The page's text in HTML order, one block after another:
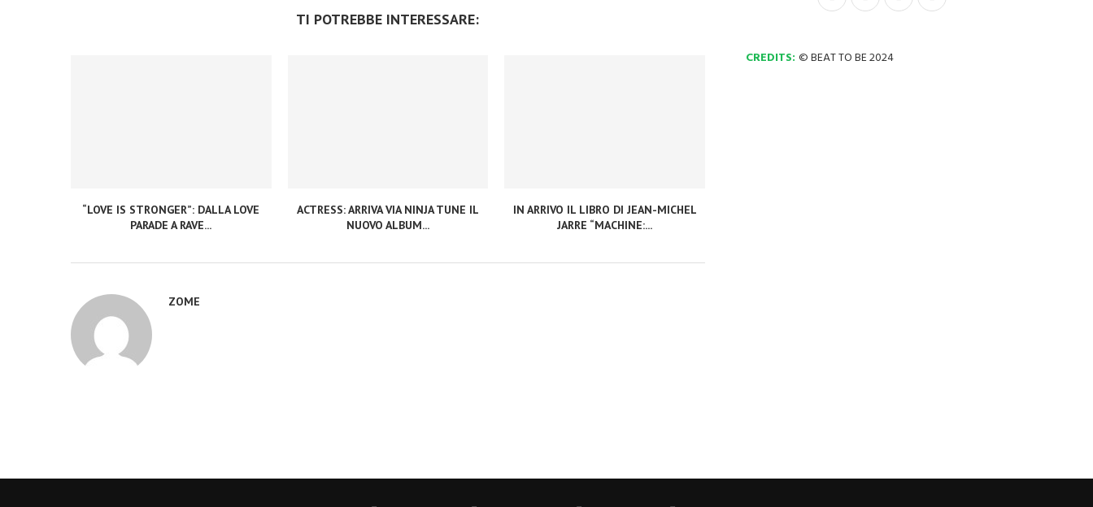
TI POTREBBE INTERESSARE:
“LOVE IS STRONGER”: DALLA LOVE
PARADE A RAVE...
ACTRESS: ARRIVA VIA NINJA TUNE IL
NUOVO ALBUM...
IN ARRIVO IL LIBRO DI JEAN-MICHEL
JARRE “MACHINE:...
ZOME
CREDITS: © BEAT TO BE 2024